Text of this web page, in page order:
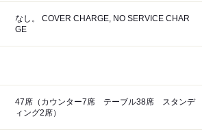
なし。 COVER CHARGE, NO SERVICE CHAR
GE
47席（カウンター7席 テーブル38席 スタンデ
ィング2席）